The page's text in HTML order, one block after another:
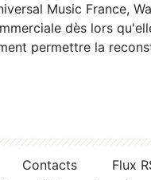
Music France,
dès lors
permettre la
Contacts
Flux